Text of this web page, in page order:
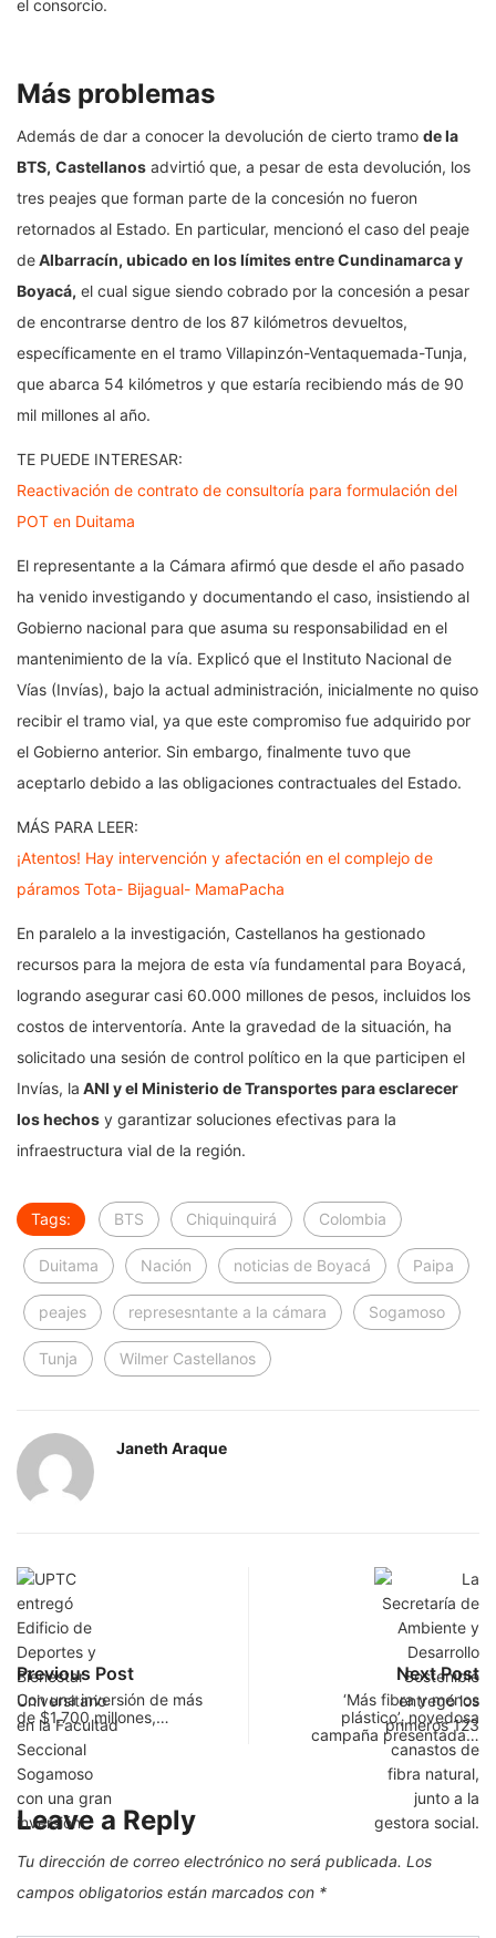
el consorcio.
Más problemas
Además de dar a conocer la devolución de cierto tramo de la
BTS, Castellanos advirtió que, a pesar de esta devolución, los
tres peajes que forman parte de la concesión no fueron
retornados al Estado. En particular, mencionó el caso del peaje
deAlbarracín, ubicado en los límites entre Cundinamarca y
Boyacá, el cual sigue siendo cobrado por la concesión a pesar
de encontrarse dentro de los 87 kilómetros devueltos,
específicamente en el tramo Villapinzón-Ventaquemada-Tunja,
que abarca 54 kilómetros y que estaría recibiendo más de 90
mil millones al año.
TE PUEDE INTERESAR:
Reactivación de contrato de consultoría para formulación del
POT en Duitama
El representante a la Cámara afirmó que desde el año pasado
ha venido investigando y documentando el caso, insistiendo al
Gobierno nacional para que asuma su responsabilidad en el
mantenimiento de la vía. Explicó que el Instituto Nacional de
Vías (Invías), bajo la actual administración, inicialmente no quiso
recibir el tramo vial, ya que este compromiso fue adquirido por
el Gobierno anterior. Sin embargo, finalmente tuvo que
aceptarlo debido a las obligaciones contractuales del Estado.
MÁS PARA LEER:
¡Atentos! Hay intervención y afectación en el complejo de
páramos Tota- Bijagual- MamaPacha
En paralelo a la investigación, Castellanos ha gestionado
recursos para la mejora de esta vía fundamental para Boyacá,
logrando asegurar casi 60.000 millones de pesos, incluidos los
costos de interventoría. Ante la gravedad de la situación, ha
solicitado una sesión de control político en la que participen el
Invías, la ANI y el Ministerio de Transportes para esclarecer
los hechos y garantizar soluciones efectivas para la
infraestructura vial de la región.
Tags: BTS Chiquinquirá Colombia
Duitama Nación noticias de Boyacá Paipa
peajes represesntante a la cámara Sogamoso
Tunja Wilmer Castellanos
Janeth Araque
Previous Post
Con una inversión de más
de $1.700 millones,…
Next Post
‘Más fibra y menos
plástico’, novedosa
campaña presentada…
Leave a Reply
Tu dirección de correo electrónico no será publicada. Los
campos obligatorios están marcados con *